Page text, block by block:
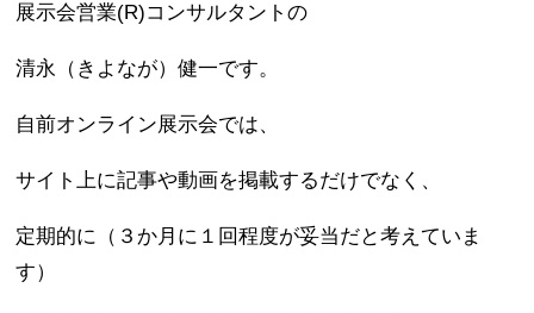
展示会営業(R)コンサルタントの
清永（きよなが）健一です。
自前オンライン展示会では、
サイト上に記事や動画を掲載するだけでなく、
定期的に（３か月に１回程度が妥当だと考えていま
す）